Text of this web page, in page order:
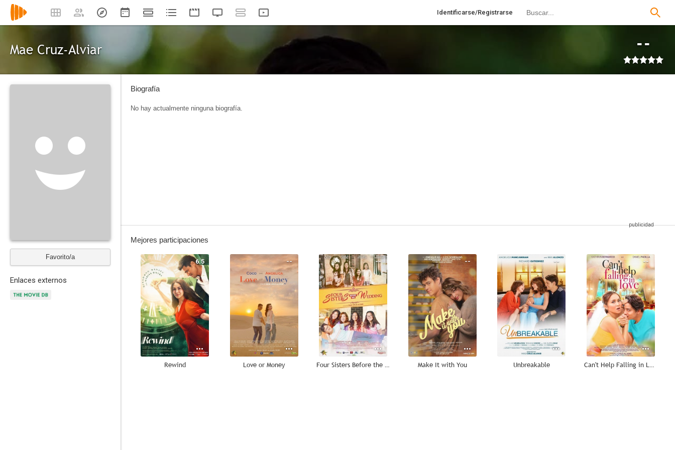
Identificarse/Registrarse
Mae Cruz-Alviar --
Favorito/a
Enlaces externos
Biografía
No hay actualmente ninguna biografía.
Mejores participaciones
6.5
Rewind
--
Love or Money
--
Four Sisters Before the Wedding
--
Make It with You
--
Unbreakable
--
Can't Help Falling in Love